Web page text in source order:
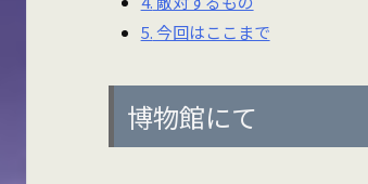
5.今回はここまで
博物館にて